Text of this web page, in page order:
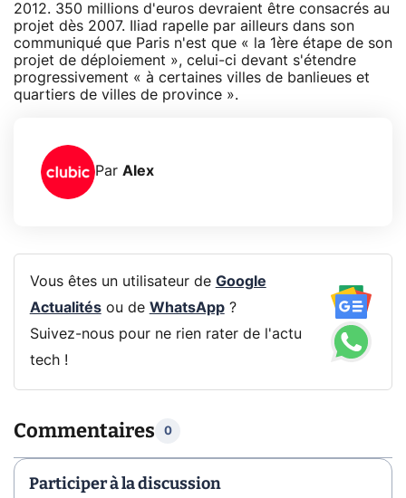
2012. 350 millions d'euros devraient être consacrés au
projet dès 2007. Iliad rapelle par ailleurs dans son
communiqué que Paris n'est que « la 1ère étape de son
projet de déploiement », celui-ci devant s'étendre
progressivement « à certaines villes de banlieues et
quartiers de villes de province ».
Par Alex
Vous êtes un utilisateur de Google
Actualitésou de WhatsApp?
Suivez-nous pour ne rien rater de l'actu
tech !
Commentaires 0
Participer à la discussion